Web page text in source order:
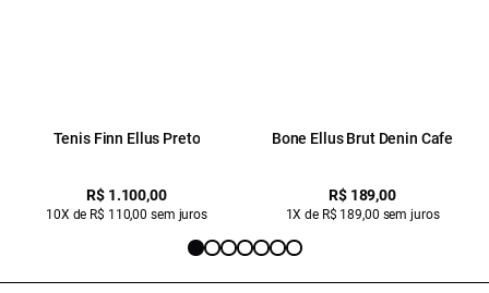
Tenis Finn Ellus Preto
R$ 1.100,00
10X de R$ 110,00 sem juros
Bone Ellus Brut Denin Cafe
R$ 189,00
1X de R$ 189,00 sem juros